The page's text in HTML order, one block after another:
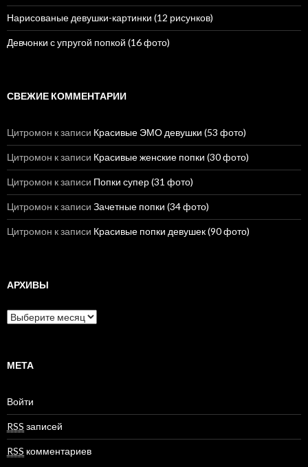
Нарисованые девушки-картинки (12 рисунков)
Девчонки с упругой попкой (16 фото)
СВЕЖИЕ КОММЕНТАРИИ
Цитромон к записи Красивые ЭМО девушки (53 фото)
Цитромон к записи Красивые женские попки (30 фото)
Цитромон к записи Попки супер (31 фото)
Цитромон к записи Зачетные попки (34 фото)
Цитромон к записи Красивые попки девушек (90 фото)
АРХИВЫ
А
р
в
МЕТА
Войти
RSS записей
RSS комментариев